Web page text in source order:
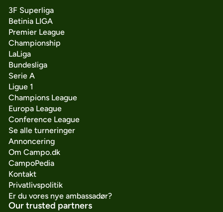
3F Superliga
Betinia LIGA
Premier League
Championship
LaLiga
Bundesliga
Serie A
Ligue 1
Champions League
Europa League
Conference League
Se alle turneringer
Annoncering
Om Campo.dk
CampoPedia
Kontakt
Privatlivspolitik
Er du vores nye ambassadør?
Our trusted partners